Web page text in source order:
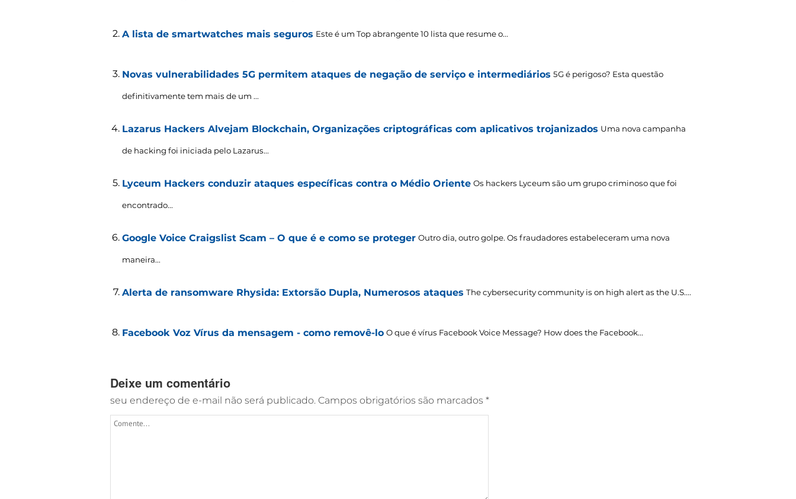
A lista de smartwatches mais seguros Este é um Top abrangente 10 lista que resume o...
Novas vulnerabilidades 5G permitem ataques de negação de serviço e intermediários 5G é perigoso? Esta questão
definitivamente tem mais de um ...
Lazarus Hackers Alvejam Blockchain, Organizações criptográficas com aplicativos trojanizados Uma nova campanha
de hacking foi iniciada pelo Lazarus...
Lyceum Hackers conduzir ataques específicas contra o Médio Oriente Os hackers Lyceum são um grupo criminoso que foi
encontrado...
Google Voice Craigslist Scam – O que é e como se proteger Outro dia, outro golpe. Os fraudadores estabeleceram uma nova
maneira...
Alerta de ransomware Rhysida: Extorsão Dupla, Numerosos ataques The cybersecurity community is on high alert as the U.S....
Facebook Voz Vírus da mensagem - como removê-lo O que é vírus Facebook Voice Message? How does the Facebook...
Deixe um comentário
seu endereço de e-mail não será publicado. Campos obrigatórios são marcados *